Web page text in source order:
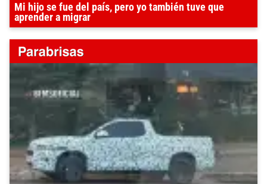
Mi hijo se fue del país, pero yo también tuve que
aprender a migrar